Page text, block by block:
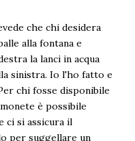
che chi desidera
alla fontana e
la lanci in acqua
sinistra. Io l'ho fatto e
chi fosse disponibile
è possibile
ci si assicura il
per suggellare un